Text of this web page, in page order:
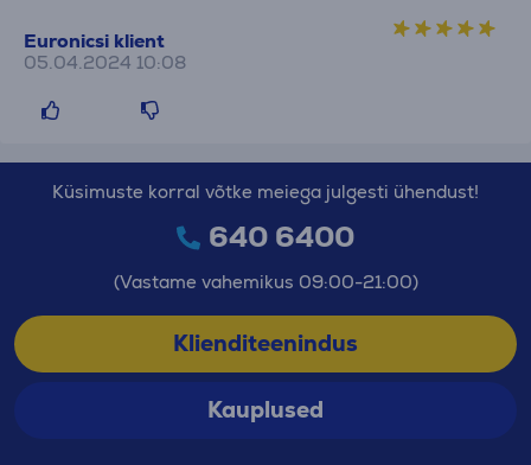
Euronicsi klient
05.04.2024 10:08
Küsimuste korral võtke meiega julgesti ühendust!
640 6400
(Vastame vahemikus 09:00-21:00)
Klienditeenindus
Kauplused